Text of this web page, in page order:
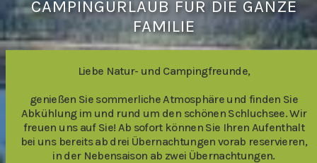
CAMPINGURLAUB FÜR DIE GANZE
FAMILIE
Liebe Natur- und Campingfreunde,
genießen Sie sommerliche Atmosphäre und finden Sie
Abkühlung im und rund um den schönen Schluchsee. Wir
freuen uns auf Sie! Ab sofort können Sie Ihren Aufenthalt
bei uns bereits ab drei Übernachtungen vorab reservieren,
in der Nebensaison ab zwei Übernachtungen.